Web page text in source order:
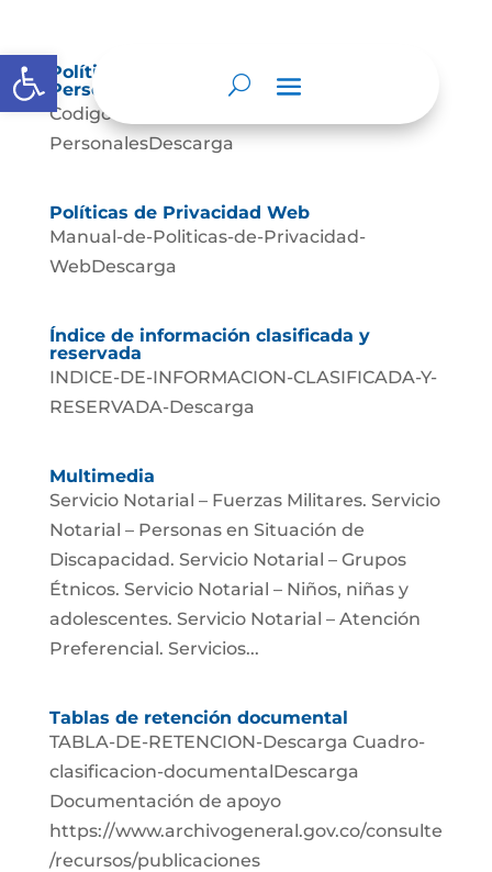
Abrir barra de herramientas
Política de Tratamiento de Datos
Personales.
Codigo-de-Tratamiento-de-Datos-
PersonalesDescarga
Políticas de Privacidad Web
Manual-de-Politicas-de-Privacidad-
WebDescarga
Índice de información clasificada y
reservada
INDICE-DE-INFORMACION-CLASIFICADA-Y-
RESERVADA-Descarga
Multimedia
Servicio Notarial – Fuerzas Militares. Servicio
Notarial – Personas en Situación de
Discapacidad. Servicio Notarial – Grupos
Étnicos. Servicio Notarial – Niños, niñas y
adolescentes. Servicio Notarial – Atención
Preferencial. Servicios...
Tablas de retención documental
TABLA-DE-RETENCION-Descarga Cuadro-
clasificacion-documentalDescarga
Documentación de apoyo
https://www.archivogeneral.gov.co/consulte
/recursos/publicaciones